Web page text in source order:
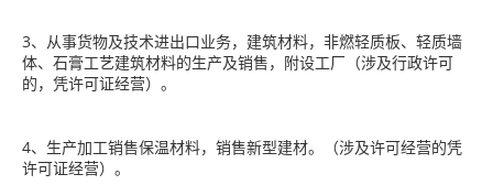
3、从事货物及技术进出口业务，建筑材料，非燃轻质板、轻质墙
体、石膏工艺建筑材料的生产及销售，附设工厂（涉及行政许可
的，凭许可证经营）。
4、生产加工销售保温材料，销售新型建材。（涉及许可经营的凭
许可证经营）。